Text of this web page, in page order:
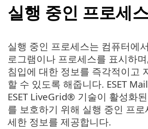
실행 중인 프로세
실행 중인 프로세스는 컴퓨터에
로그램이나 프로세스를 표시하며
침입에 대한 정보를 즉각적이고
할 수 있도록 해줍니다. ESET
ESET LiveGrid® 기술이 활성화
를 보호하기 위해 실행 중인 프
세한 정보를 제공합니다.